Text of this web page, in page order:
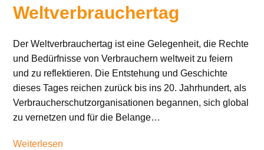
Weltverbrauchertag
Der Weltverbrauchertag ist eine Gelegenheit, die Rechte
und Bedürfnisse von Verbrauchern weltweit zu feiern
und zu reflektieren. Die Entstehung und Geschichte
dieses Tages reichen zurück bis ins 20. Jahrhundert, als
Verbraucherschutzorganisationen begannen, sich global
zu vernetzen und für die Belange…
Weiterlesen